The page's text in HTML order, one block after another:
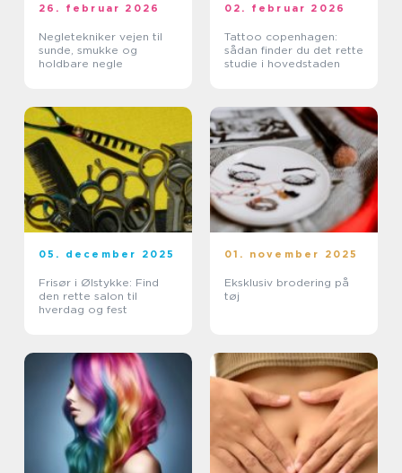
26. februar 2026
Negletekniker vejen til
sunde, smukke og
holdbare negle
02. februar 2026
Tattoo copenhagen:
sådan finder du det rette
studie i hovedstaden
05. december 2025
Frisør i Ølstykke: Find
den rette salon til
hverdag og fest
01. november 2025
Eksklusiv brodering på
tøj